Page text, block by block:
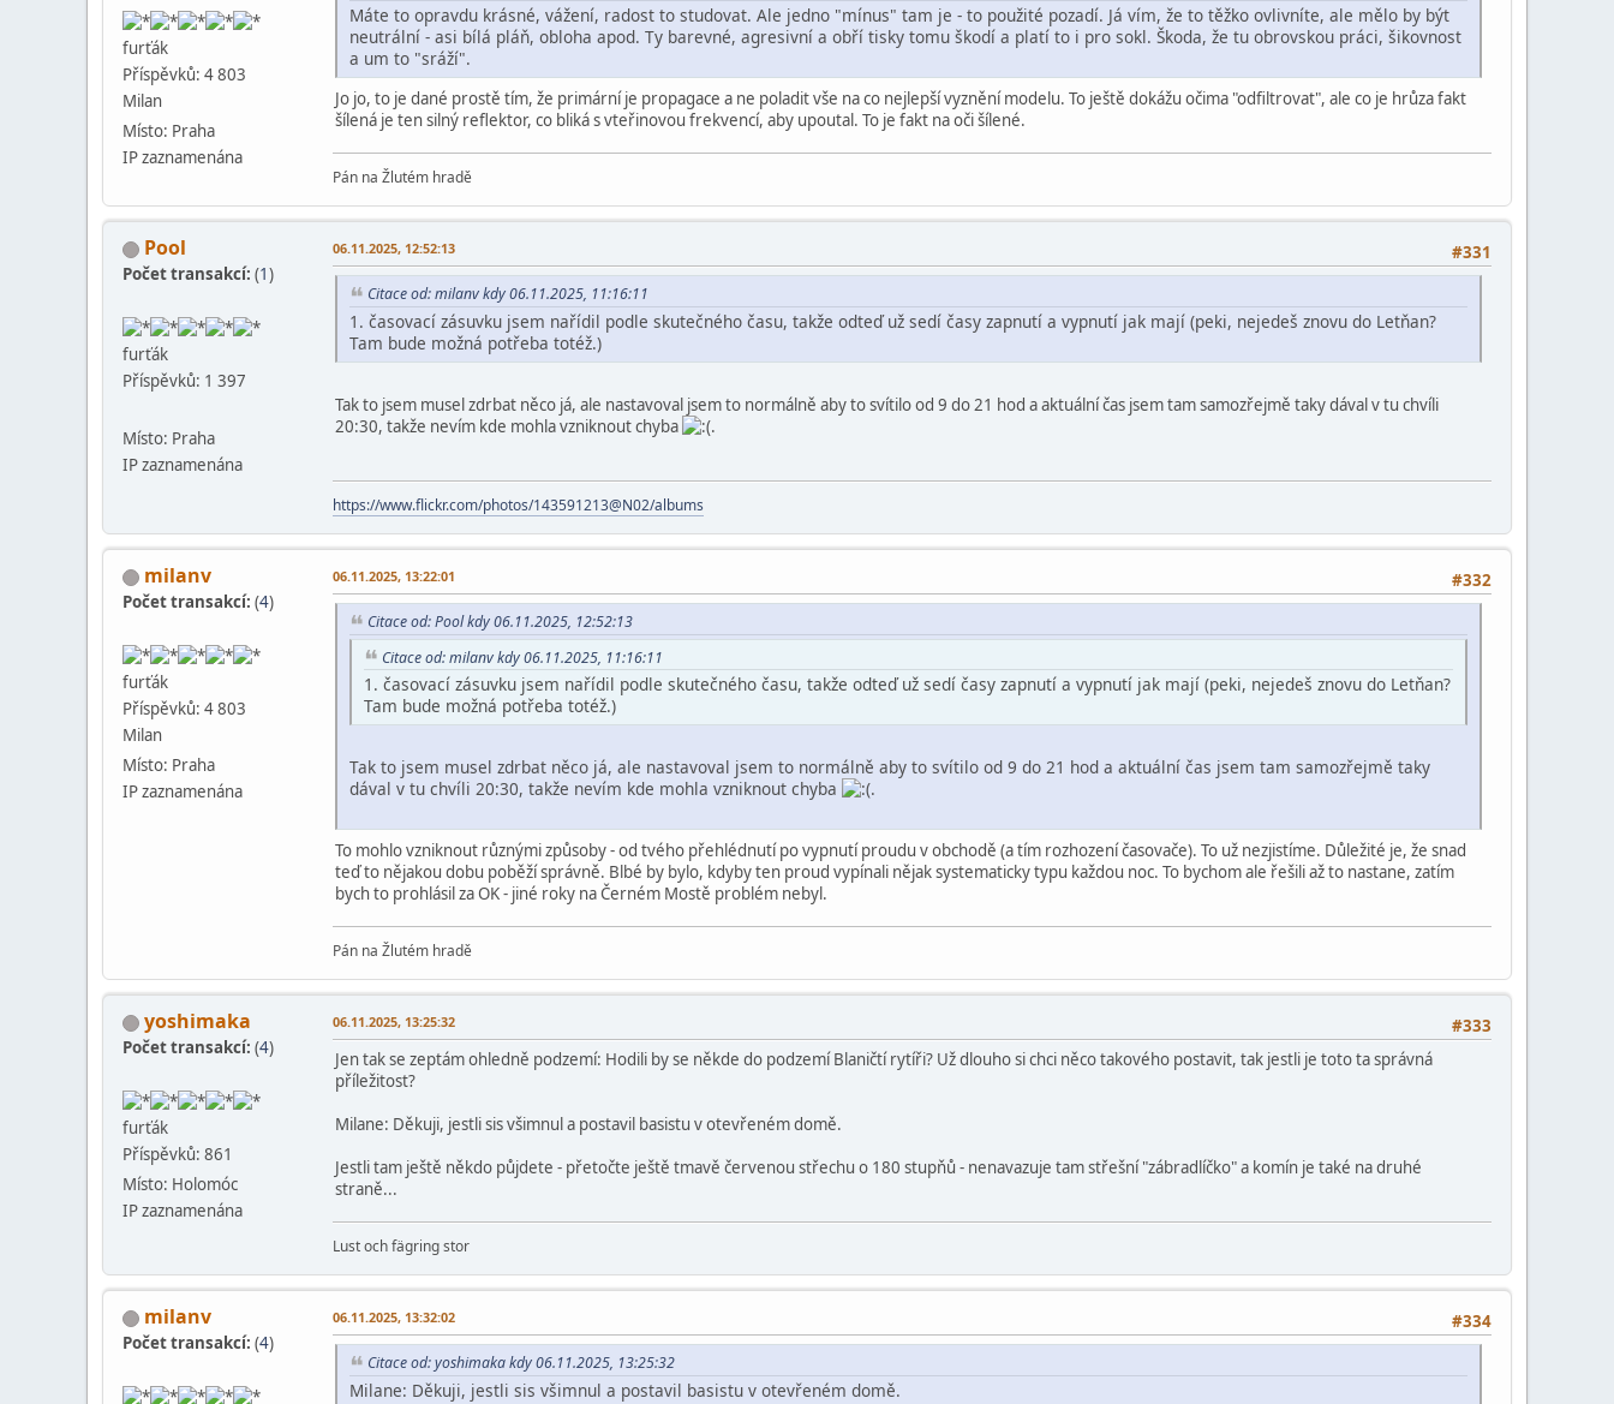
furťák
Příspěvků: 4 803
Milan
Místo: Praha
IP zaznamenána
Máte to opravdu krásné, vážení, radost to studovat. Ale jedno "mínus" tam je - to použité pozadí. Já vím, že to těžko ovlivníte, ale mělo by být
neutrální - asi bílá pláň, obloha apod. Ty barevné, agresivní a obří tisky tomu škodí a platí to i pro sokl. Škoda, že tu obrovskou práci, šikovnost
a um to "sráží".
Jo jo, to je dané prostě tím, že primární je propagace a ne poladit vše na co nejlepší vyznění modelu. To ještě dokážu očima "odfiltrovat", ale co je hrůza fakt
šílená je ten silný reflektor, co bliká s vteřinovou frekvencí, aby upoutal. To je fakt na oči šílené.
Pán na Žlutém hradě
Pool
Počet transakcí: (1)
furťák
Příspěvků: 1 397
Místo: Praha
IP zaznamenána
#331
06.11.2025, 12:52:13
Citace od: milanv kdy 06.11.2025, 11:16:11
1. časovací zásuvku jsem nařídil podle skutečného času, takže odteď už sedí časy zapnutí a vypnutí jak mají (peki, nejedeš znovu do Letňan?
Tam bude možná potřeba totéž.)
Tak to jsem musel zdrbat něco já, ale nastavoval jsem to normálně aby to svítilo od 9 do 21 hod a aktuální čas jsem tam samozřejmě taky dával v tu chvíli
20:30, takže nevím kde mohla vzniknout chyba
.
https://www.flickr.com/photos/143591213@N02/albums
milanv
Počet transakcí: (4)
furťák
Příspěvků: 4 803
Milan
Místo: Praha
IP zaznamenána
#332
06.11.2025, 13:22:01
Citace od: Pool kdy 06.11.2025, 12:52:13
Citace od: milanv kdy 06.11.2025, 11:16:11
1. časovací zásuvku jsem nařídil podle skutečného času, takže odteď už sedí časy zapnutí a vypnutí jak mají (peki, nejedeš znovu do Letňan?
Tam bude možná potřeba totéž.)
Tak to jsem musel zdrbat něco já, ale nastavoval jsem to normálně aby to svítilo od 9 do 21 hod a aktuální čas jsem tam samozřejmě taky
dával v tu chvíli 20:30, takže nevím kde mohla vzniknout chyba
.
To mohlo vzniknout různými způsoby - od tvého přehlédnutí po vypnutí proudu v obchodě (a tím rozhození časovače). To už nezjistíme. Důležité je, že snad
teď to nějakou dobu poběží správně. Blbé by bylo, kdyby ten proud vypínali nějak systematicky typu každou noc. To bychom ale řešili až to nastane, zatím
bych to prohlásil za OK - jiné roky na Černém Mostě problém nebyl.
Pán na Žlutém hradě
yoshimaka
Počet transakcí: (4)
furťák
Příspěvků: 861
Místo: Holomóc
IP zaznamenána
#333
06.11.2025, 13:25:32
Jen tak se zeptám ohledně podzemí: Hodili by se někde do podzemí Blaničtí rytíři? Už dlouho si chci něco takového postavit, tak jestli je toto ta správná
příležitost?
Milane: Děkuji, jestli sis všimnul a postavil basistu v otevřeném domě.
Jestli tam ještě někdo půjdete - přetočte ještě tmavě červenou střechu o 180 stupňů - nenavazuje tam střešní "zábradlíčko" a komín je také na druhé
straně...
Lust och fägring stor
milanv
Počet transakcí: (4)
#334
06.11.2025, 13:32:02
Citace od: yoshimaka kdy 06.11.2025, 13:25:32
Milane: Děkuji, jestli sis všimnul a postavil basistu v otevřeném domě.